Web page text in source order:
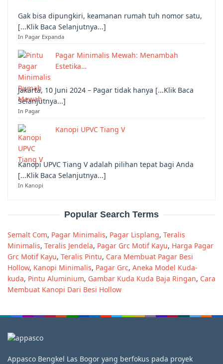
Gak bisa dipungkiri, keamanan rumah tuh nomor satu,
[...Klik Baca Selanjutnya...]
In Pagar Expanda
Pagar Minimalis Mewah: Menambah
Estetika…
Jakarta, 10 Juni 2024 – Pagar tidak hanya [...Klik Baca
Selanjutnya...]
In Pagar
Kanopi UPVC Tiang V
Kanopi UPVC Tiang V adalah pilihan tepat bagi Anda
[...Klik Baca Selanjutnya...]
In Kanopi
Popular Search Terms
Semalt Com, Pagar Minimalis, Pagar Lisplang, Teralis
Minimalis, Teralis Jendela, Pagar Grc Motif Kayu, Harga Pagar
Grc Motif Kayu, Teralis Pintu, Cara Membuat Pagar Besi
Hollow, Kanopi Minimalis, Pagar Grc, Aneka Model Kuda-
kuda, Pintu Aluminium, Gambar Kuda Kuda Baja Ringan, Cara
Membuat Kanopi Dari Besi Hollow
Appasco Bengkel Las Bogor yang berfokus pada proyek